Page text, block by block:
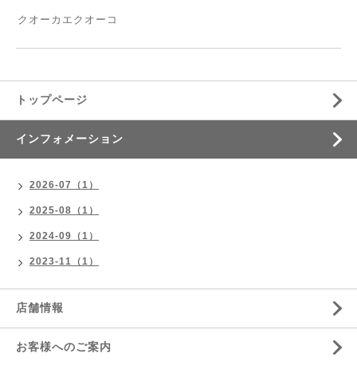
クオーカエクオーコ
トップページ
インフォメーション
2026-07（1）
2025-08（1）
2024-09（1）
2023-11（1）
店舗情報
お客様へのご案内